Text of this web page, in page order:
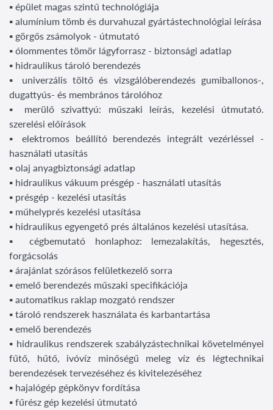
▪ épület magas szintű technológiája
▪ alumínium tömb és durvahuzal gyártástechnológiai leírása
▪ görgős zsámolyok - útmutató
▪ ólommentes tömör lágyforrasz - biztonsági adatlap
▪ hidraulikus tároló berendezés
▪ univerzális töltő és vizsgálóberendezés gumiballonos-,
dugattyús- és membrános tárolóhoz
▪ merülő szivattyú: műszaki leírás, kezelési útmutató.
szerelési előírások
▪ elektromos beállító berendezés integrált vezérléssel -
használati utasítás
▪ olaj anyagbiztonsági adatlap
▪ hidraulikus vákuum présgép - használati utasítás
▪ présgép - kezelési utasítás
▪ műhelyprés kezelési utasítása
▪ hidraulikus egyengető prés általános kezelési utasítása.
▪ cégbemutató honlaphoz: lemezalakítás, hegesztés,
forgácsolás
▪ árajánlat szórásos felületkezelő sorra
▪ emelő berendezés műszaki specifikációja
▪ automatikus raklap mozgató rendszer
▪ tároló rendszerek használata és karbantartása
▪ emelő berendezés
▪ hidraulikus rendszerek szabályzástechnikai követelményei
fűtő, hűtő, ivóvíz minőségű meleg víz és légtechnikai
berendezések tervezéséhez és kivitelezéséhez
▪ hajalógép gépkönyv fordítása
▪ fűrész gép kezelési útmutató